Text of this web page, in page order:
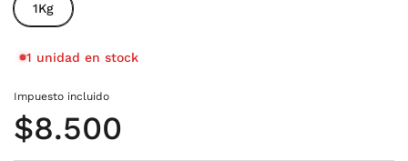
1Kg
1 unidad en stock
Impuesto incluido
Precio normal
$8.500